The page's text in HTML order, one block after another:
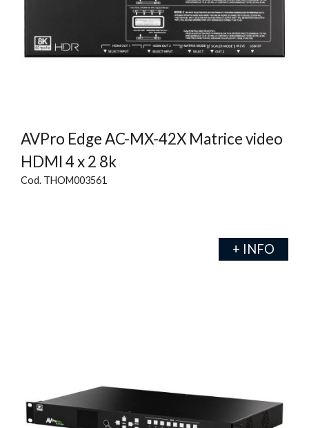
AVPro Edge AC-MX-42X Matrice video
HDMI 4 x 2 8k
Cod. THOM003561
+ INFO